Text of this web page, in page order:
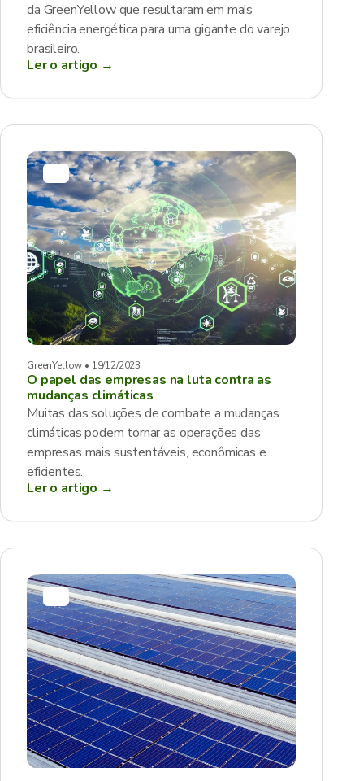
da GreenYellow que resultaram em mais
eficiência energética para uma gigante do varejo
brasileiro.
Ler o artigo →
GreenYellow • 19/12/2023
O papel das empresas na luta contra as
mudanças climáticas
Muitas das soluções de combate a mudanças
climáticas podem tornar as operações das
empresas mais sustentáveis, econômicas e
eficientes.
Ler o artigo →